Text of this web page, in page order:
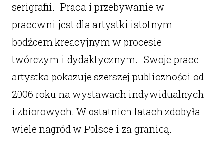
serigrafii. Praca i przebywanie w
pracowni jest dla artystki istotnym
bodźcem kreacyjnym w procesie
twórczym i dydaktycznym. Swoje prace
artystka pokazuje szerszej publiczności od
2006 roku na wystawach indywidualnych
i zbiorowych. W ostatnich latach zdobyła
wiele nagród w Polsce i za granicą.